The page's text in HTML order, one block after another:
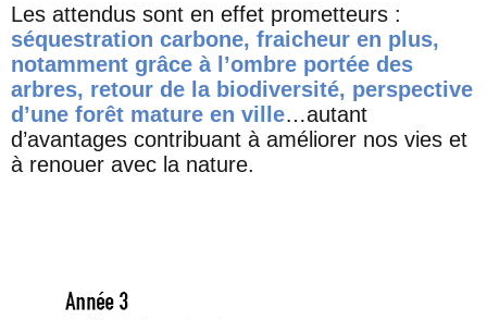
Les attendus sont en effet prometteurs :
séquestration carbone, fraicheur en plus,
notamment grâce à l’ombre portée des
arbres, retour de la biodiversité, perspective
d’une forêt mature en ville…autant
d’avantages contribuant à améliorer nos vies et
à renouer avec la nature.